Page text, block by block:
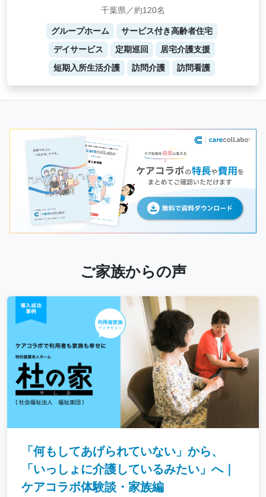
千葉県／約120名
グループホーム
サービス付き高齢者住宅
デイサービス
定期巡回
居宅介護支援
短期入所生活介護
訪問介護 訪問看護
ご家族からの声
「何もしてあげられていない」から、
「いっしょに介護しているみたい」へ｜
ケアコラボ体験談・家族編